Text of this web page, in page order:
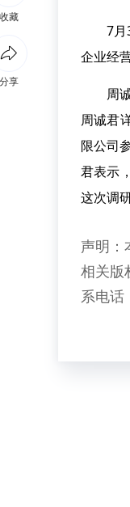
7
企业经
周
周诚君
限公司
君表示
这次调
声明：
相关版
系电话
收藏
分享